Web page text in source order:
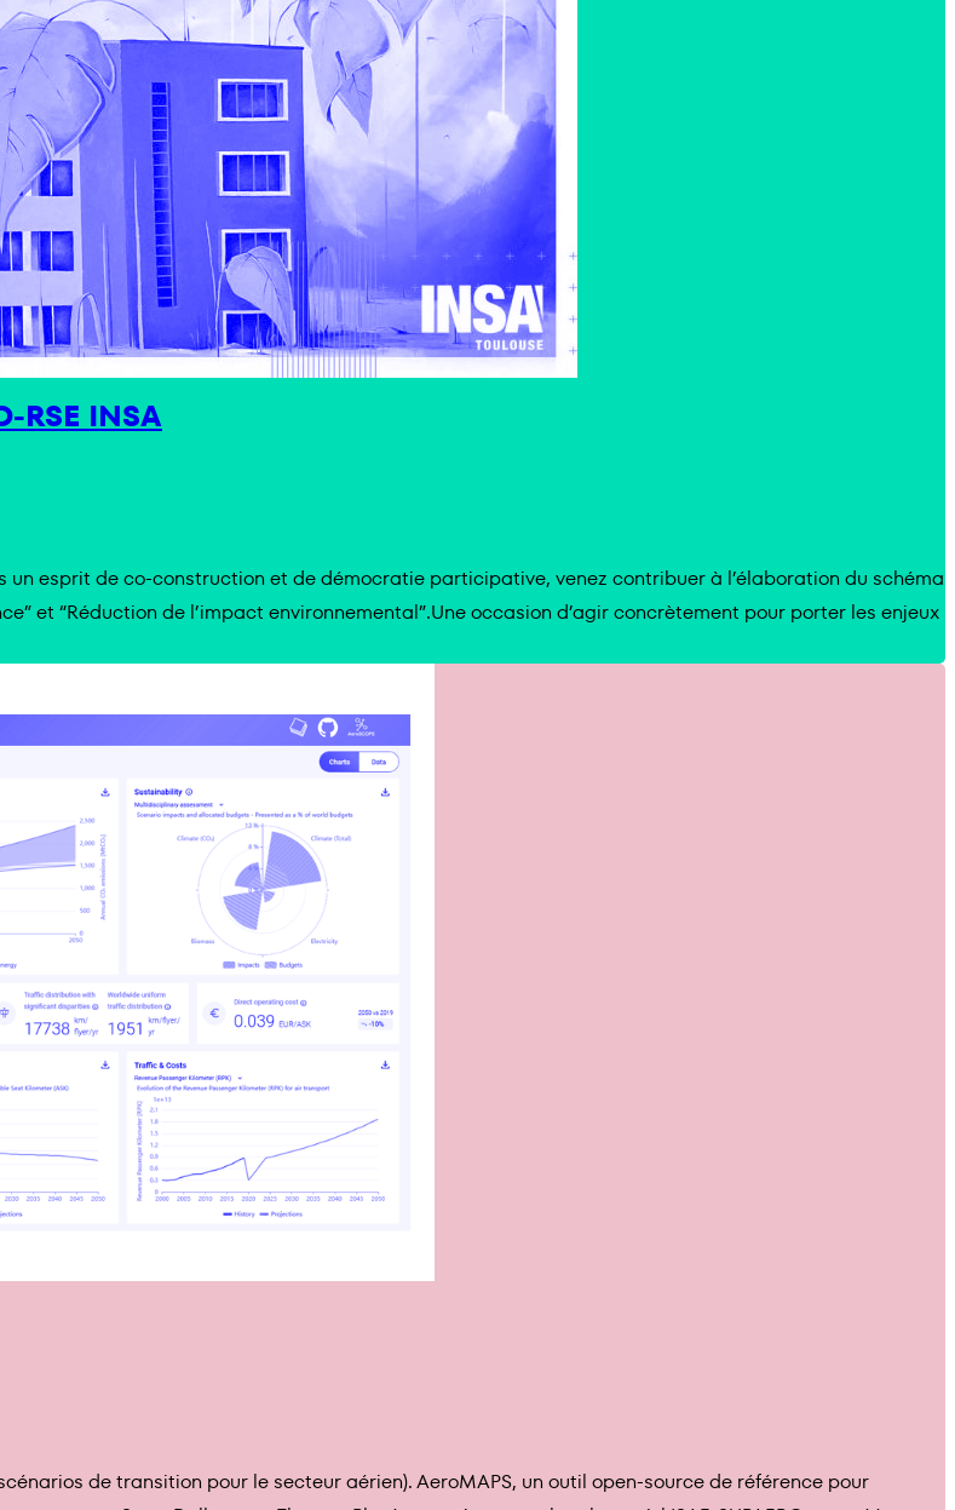
RSE INSA
un esprit de co-construction et de démocratie participative, venez contribuer à l’élaboration du schéma
et “Réduction de l’impact environnemental”.Une occasion d’agir concrètement pour porter les enjeux
de transition pour le secteur aérien). AeroMAPS, un outil open-source de référence pour